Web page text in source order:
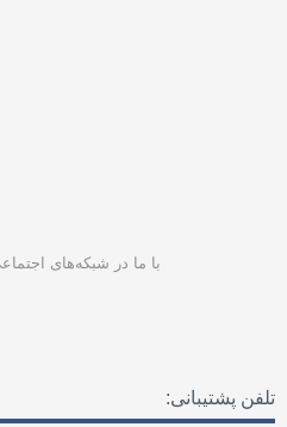
با ما در شبکه‌های
تلفن پشتیبانی: